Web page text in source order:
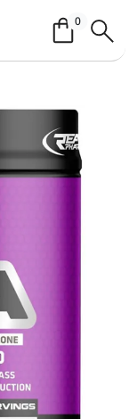
0Koszyk /